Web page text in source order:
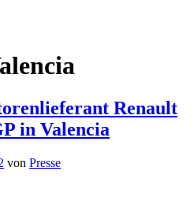
Renault
in Valencia
von Presse